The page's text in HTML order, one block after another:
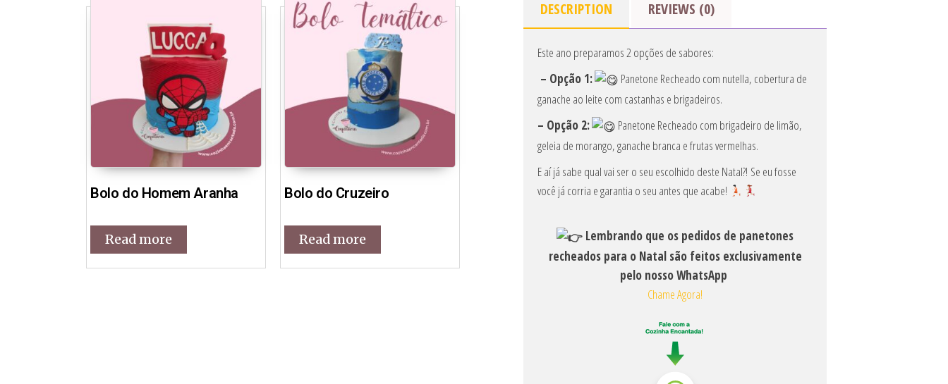
Bolo do Homem Aranha
Read more
Bolo do Cruzeiro
Read more
DESCRIPTION REVIEWS (0)
Este ano preparamos 2 opções de sabores:
– Opção 1:
Panetone Recheado com nutella, cobertura de
ganache ao leite com castanhas e brigadeiros.
– Opção 2:
Panetone Recheado com brigadeiro de limão,
geleia de morango, ganache branca e frutas vermelhas.
E aí já sabe qual vai ser o seu escolhido deste Natal?! Se eu fosse
você já corria e garantia o seu antes que acabe!
Lembrando que os pedidos de panetones
recheados para o Natal são feitos exclusivamente
pelo nosso WhatsApp
Chame Agora!